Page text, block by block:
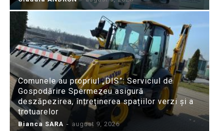
Comunele au propriul „DIS”: Serviciul de
Gospodărire Spermezeu asigură
deszăpezirea, întreținerea spațiilor verzi și a
trotuarelor
Bianca SARA - august 9, 2026